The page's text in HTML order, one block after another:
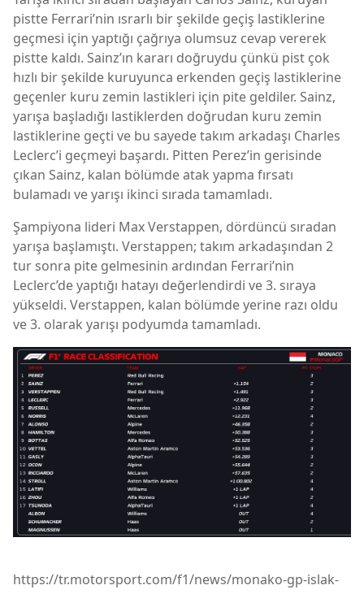
pistte Ferrari’nin ısrarlı bir şekilde geçiş lastiklerine
geçmesi için yaptığı çağrıya olumsuz cevap vererek
pistte kaldı. Sainz’ın kararı doğruydu çünkü pist çok
hızlı bir şekilde kuruyunca erkenden geçiş lastiklerine
geçenler kuru zemin lastikleri için pite geldiler. Sainz,
yarışa başladığı lastiklerden doğrudan kuru zemin
lastiklerine geçti ve bu sayede takım arkadaşı Charles
Leclerc’i geçmeyi başardı. Pitten Perez’in gerisinde
çıkan Sainz, kalan bölümde atak yapma fırsatı
bulamadı ve yarışı ikinci sırada tamamladı.
Şampiyona lideri Max Verstappen, dördüncü sıradan
yarışa başlamıştı. Verstappen; takım arkadaşından 2
tur sonra pite gelmesinin ardından Ferrari’nin
Leclerc’de yaptığı hatayı değerlendirdi ve 3. sıraya
yükseldi. Verstappen, kalan bölümde yerine razı oldu
ve 3. olarak yarışı podyumda tamamladı.
https://tr.motorsport.com/f1/news/monako-gp-islak-